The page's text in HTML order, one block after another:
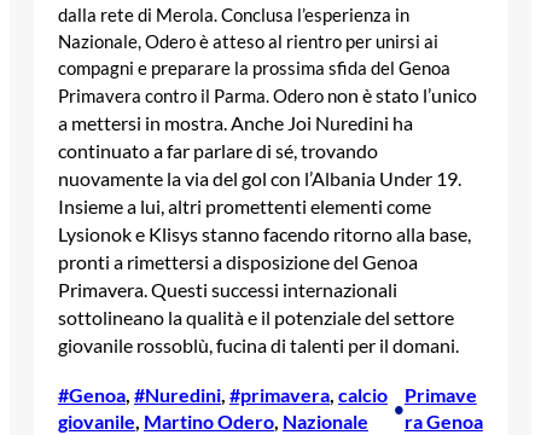
dalla rete di Merola. Conclusa l’esperienza in
Nazionale, Odero è atteso al rientro per unirsi ai
compagni e preparare la prossima sfida del Genoa
Primavera contro il Parma. Odero non è stato l’unico
a mettersi in mostra. Anche Joi Nuredini ha
continuato a far parlare di sé, trovando
nuovamente la via del gol con l’Albania Under 19.
Insieme a lui, altri promettenti elementi come
Lysionok e Klisys stanno facendo ritorno alla base,
pronti a rimettersi a disposizione del Genoa
Primavera. Questi successi internazionali
sottolineano la qualità e il potenziale del settore
giovanile rossoblù, fucina di talenti per il domani.
#Genoa, #Nuredini, #primavera, calcio
giovanile, Martino Odero, Nazionale
•
Primave
ra Genoa